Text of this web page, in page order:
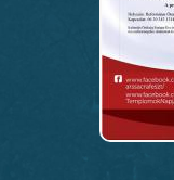
Dokumentumok